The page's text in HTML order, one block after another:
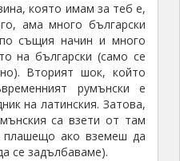
която имам за теб е,
ама много български
същия начин и много
на български (само се
Вторият шок, който
румънски е
на латинския. Затова,
са взети от там
ако вземеш да
се задълбаваме).